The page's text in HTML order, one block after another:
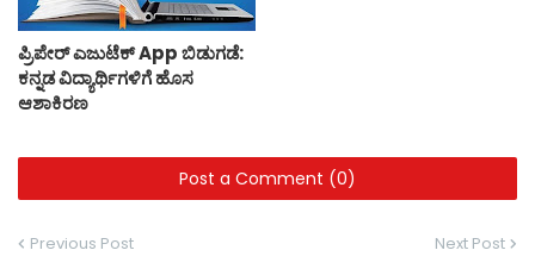
ಪ್ರಿಪೇರ್ ಎಜುಟೆಕ್ App ಬಿಡುಗಡೆ:
ಕನ್ನಡ ವಿದ್ಯಾರ್ಥಿಗಳಿಗೆ ಹೊಸ
ಆಶಾಕಿರಣ
Post a Comment (0)
Previous Post Next Post